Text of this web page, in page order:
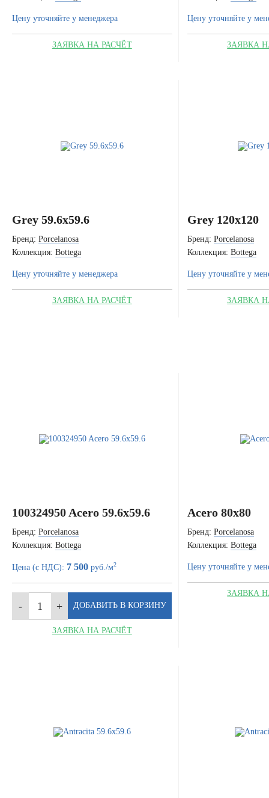
Цену уточняйте у менеджера
ЗАЯВКА НА РАСЧЁТ
Цену уточняйте у
ЗАЯВКА
Grey 59.6x59.6
Бренд: Porcelanosa
Коллекция: Bottega
Цену уточняйте у менеджера
ЗАЯВКА НА РАСЧЁТ
Grey 120x120
Бренд: Porcelanosa
Коллекция: Bottega
Цену уточняйте у
ЗАЯВКА
100324950 Acero 59.6x59.6
Бренд: Porcelanosa
Коллекция: Bottega
Цена (с НДС): 7 500 руб./м2
ЗАЯВКА НА РАСЧЁТ
Acero 80x80
Бренд: Porcelanosa
Коллекция: Bottega
Цену уточняйте у
ЗАЯВКА